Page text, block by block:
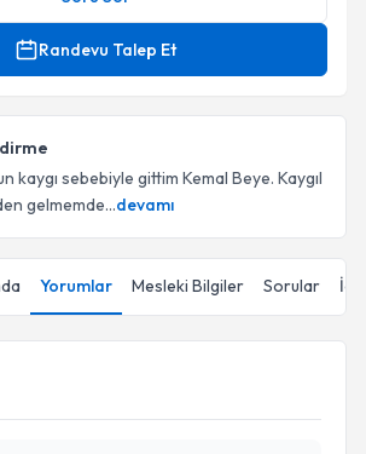
Randevu Talep Et
kaygı sebebiyle gittim Kemal Beye. Kaygıl
gelmemde...devamı
Yorumlar Mesleki Bilgiler Sorular